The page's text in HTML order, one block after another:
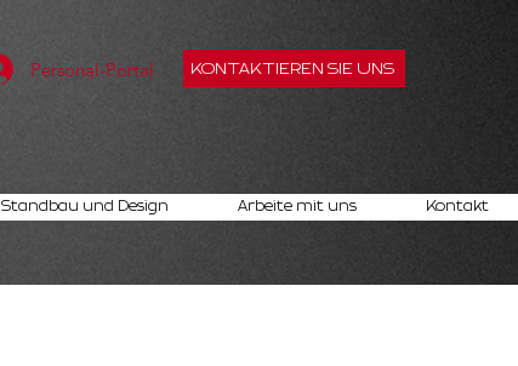
Personal-Portal KONTAKTIEREN SIE UNS
Standbau und Design Arbeite mit uns Kontakt